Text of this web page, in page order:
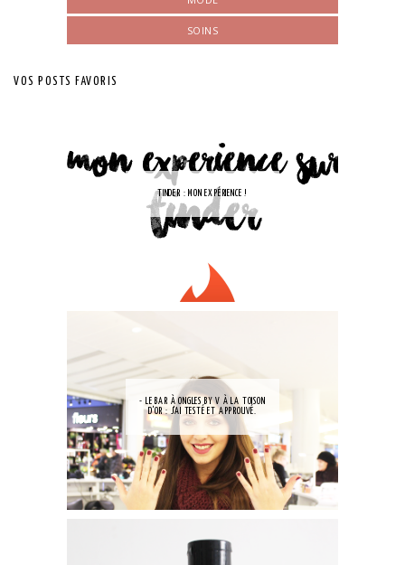
SOINS
VOS POSTS FAVORIS
TINDER : MON EXPÉRIENCE !
- LE BAR À ONGLES BY V À LA TOISON
D'OR : J'AI TESTÉ ET APPROUVÉ.